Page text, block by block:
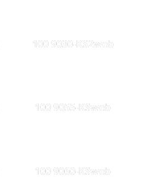
100 9030-KS2web
100 9055-KSweb
100 9060-KSweb